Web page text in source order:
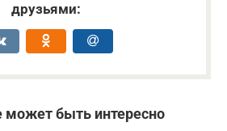
друзьями:
быть интересно